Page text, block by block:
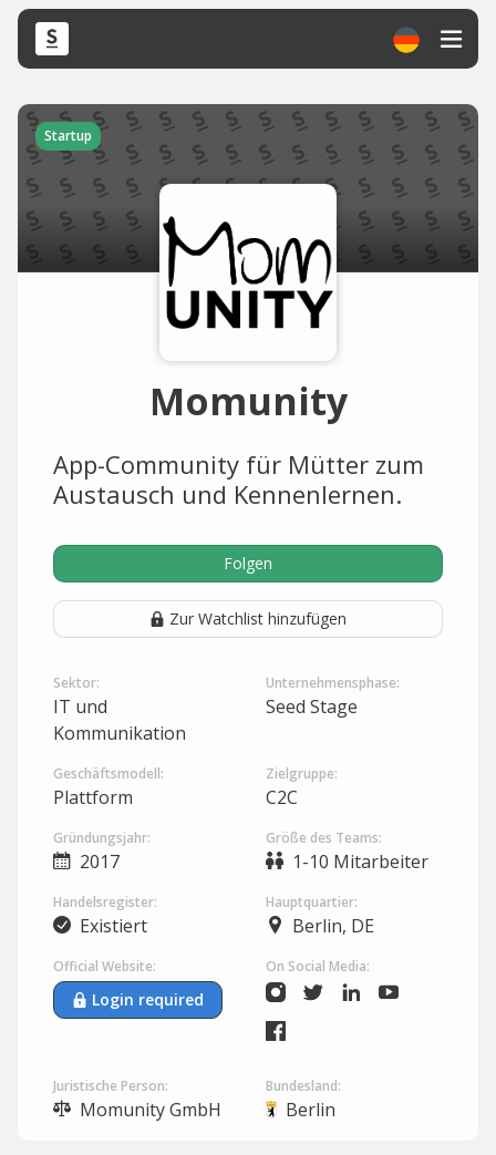
Startup
Momunity
App-Community für Mütter zum
Austausch und Kennenlernen.
Folgen
Zur Watchlist hinzufügen
Sektor:
IT und
Kommunikation
Unternehmensphase:
Seed Stage
Geschäftsmodell:
Plattform
Zielgruppe:
C2C
Gründungsjahr:
2017
Größe des Teams:
1-10 Mitarbeiter
Handelsregister:
Existiert
Hauptquartier:
Berlin, DE
Official Website:
Login required
On Social Media:
Juristische Person:
Momunity GmbH
Bundesland:
Berlin